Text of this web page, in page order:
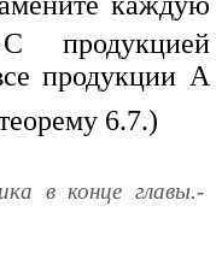
продукцией
продукции А
6.7.)
в конце главы.-